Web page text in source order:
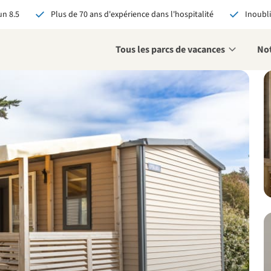
8.5 Plus de 70 ans d'expérience dans l'hospitalité
Tous les parcs de vacances
via RCN, vous
garantie du meilleur prix
avantages exclusifs
contact personnalisé
tous les avantages